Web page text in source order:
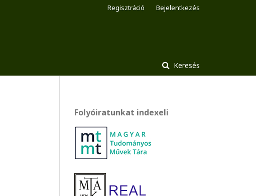
Keresés
Regisztráció Bejelentkezés
Folyóiratunkat indexeli